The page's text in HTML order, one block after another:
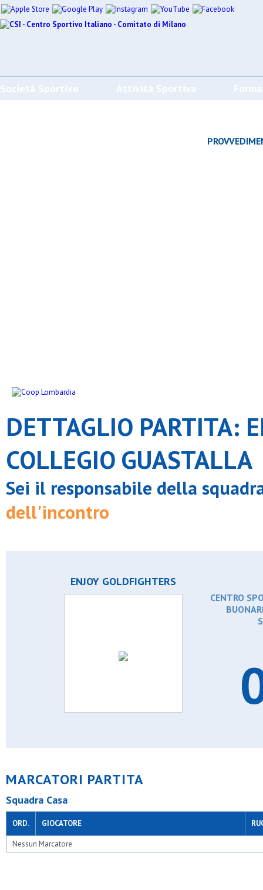
Società Sportive Attività Sportiva
DETTAGLIO PARTITA:
COLLEGIO GUASTALLA
Sei il responsabile della
dell'incontro
ENJOY GOLDFIGHTERS
CENTRO
MARCATORI PARTITA
Squadra Casa
ORD. GIOCATORE
Nessun Marcatore